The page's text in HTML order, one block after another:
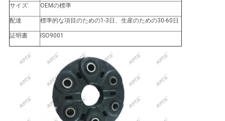
を
求
め
く
だ
サイズ: OEMの標準
配達 標準的な項目のための1-3日、生産のための30-60日
証明書 ISO9001